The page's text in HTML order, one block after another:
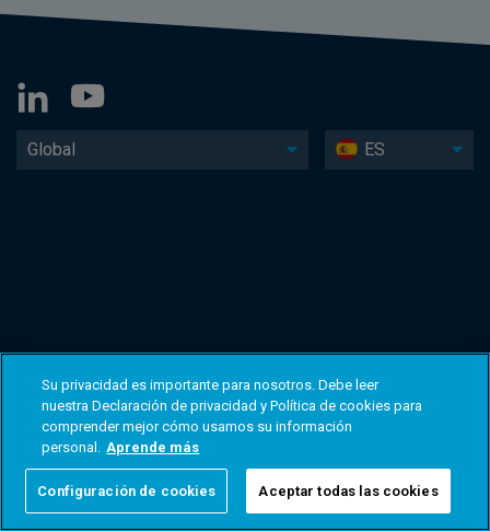
Global ES
Su privacidad es importante para nosotros. Debe leer
nuestra Declaración de privacidad y Política de cookies para
comprender mejor cómo usamos su información
personal. Aprende más
Configuración de cookies Aceptar todas las cookies